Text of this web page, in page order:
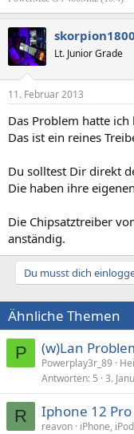
skorpion1800
Lt. Junior Grade
11. Februar 2013
Das Problem hatte
Das ist ein reines
Du solltest Dir direkt
Die haben ihre
Die Chipsatztreiber
anständig.
Du musst dich
Ähnliche Themen
P (w)Lan
Powerplay3r_89
Antworten 5 3.
R Iphone 12
reavon iPhone,